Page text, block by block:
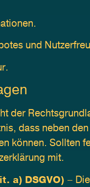
und
der
dass neben
können. Sollten
mit.
a) DSGVO) –